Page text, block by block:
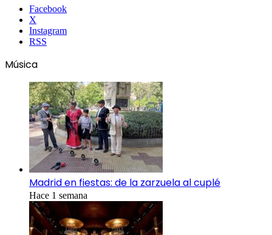
Facebook
X
Instagram
RSS
Música
Madrid en fiestas: de la zarzuela al cuplé
Hace 1 semana